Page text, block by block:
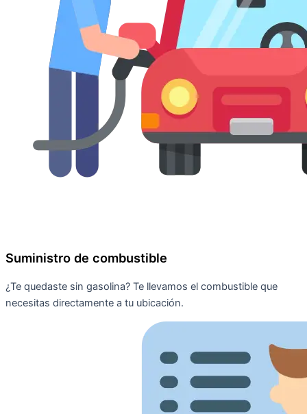
Suministro de combustible
¿Te quedaste sin gasolina? Te llevamos el combustible que
necesitas directamente a tu ubicación.